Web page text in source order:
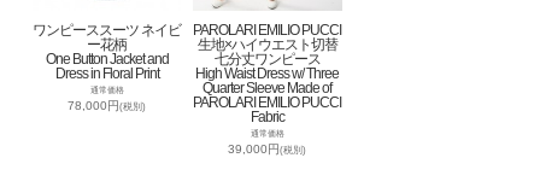
ワンピーススーツ ネイビ
ー花柄
One Button Jacket and
Dress in Floral Print
通常価格
78,000円(税別)
PAROLARI EMILIO PUCCI
生地×ハイウエスト切替
七分丈ワンピース
High Waist Dress w/ Three
Quarter Sleeve Made of
PAROLARI EMILIO PUCCI
Fabric
通常価格
39,000円(税別)